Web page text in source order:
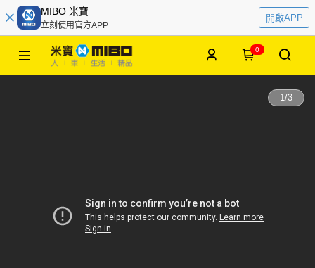
MIBO 米寶
立刻使用官方APP
開啟APP
0
1/3